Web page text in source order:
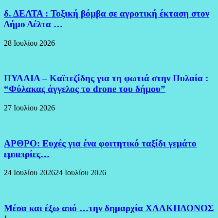
δ. ΔΕΛΤΑ : Τοξική βόμβα σε αγροτική έκταση στον
Δήμο Δέλτα …
28 Ιουλίου 2026
ΠΥΛΑΙΑ – Καϊτεζίδης για τη φωτιά στην Πυλαία :
“Φύλακας άγγελος το drone του δήμου”
27 Ιουλίου 2026
ΑΡΘΡΟ: Ευχές για ένα φοιτητικό ταξίδι γεμάτο
εμπειρίες…
24 Ιουλίου 202624 Ιουλίου 2026
Μέσα και έξω από …την δημαρχία ΧΑΛΚΗΔΟΝΟΣ